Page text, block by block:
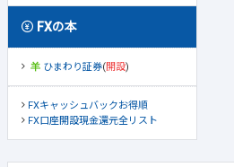
FXの本
ひまわり証券(開設)
FXキャッシュバックお得順
FX口座開設現金還元全リスト